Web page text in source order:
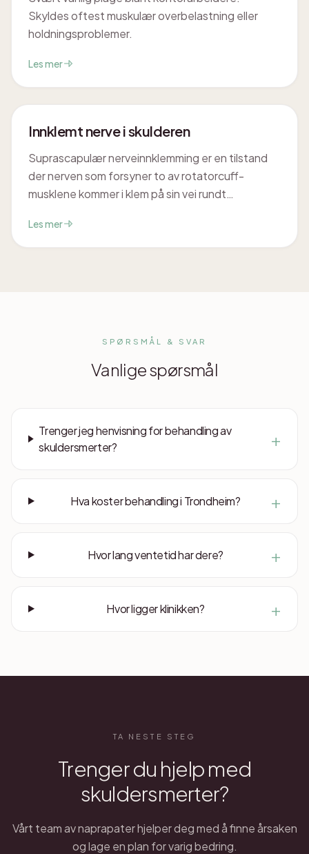
Skyldes oftest muskulær overbelastning eller
holdningsproblemer.
Les mer
Innklemt nerve i skulderen
Suprascapulær nerveinnklemming er en tilstand
der nerven som forsyner to av rotatorcuff-
musklene kommer i klem på sin vei rundt
smerte bak i skulderen og gradvis svekket kraft
når du roterer armen utover. Fordi symptomene
Les mer
SPØRSMÅL & SVAR
Vanlige spørsmål
Trenger jeg henvisning for behandling av
skuldersmerter?
+
Hva koster behandling i Trondheim? +
Hvor lang ventetid har dere? +
Hvor ligger klinikken? +
TA NESTE STEG
Trenger du hjelp med
skuldersmerter?
Vårt team av naprapater hjelper deg med å finne årsaken
og lage en plan for varig bedring.